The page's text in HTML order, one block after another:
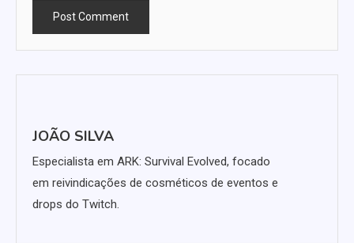
JOÃO SILVA
Especialista em ARK: Survival Evolved, focado
em reivindicações de cosméticos de eventos e
drops do Twitch.